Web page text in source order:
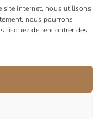
site internet, nous utilisons
nous pourrons
risquez de rencontrer des
para Coros